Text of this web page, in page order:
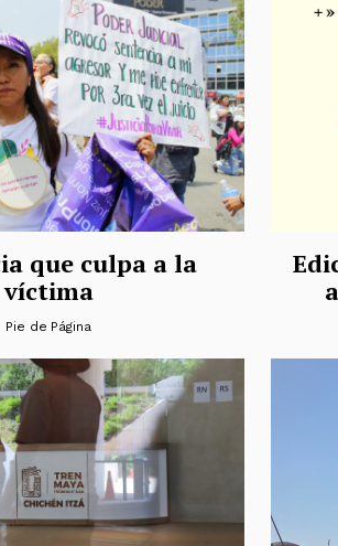
que culpa a la
víctima
Pie de Página